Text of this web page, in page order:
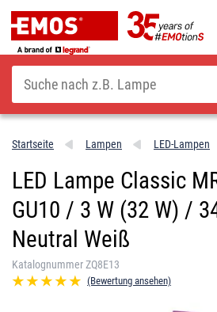
Suche
Startseite Lampen LED-Lampen
LED Lampe Classic
GU10 / 3 W (32 W) /
Neutral Weiß
Katalognummer ZQ8E13
(Bewertung ansehen)